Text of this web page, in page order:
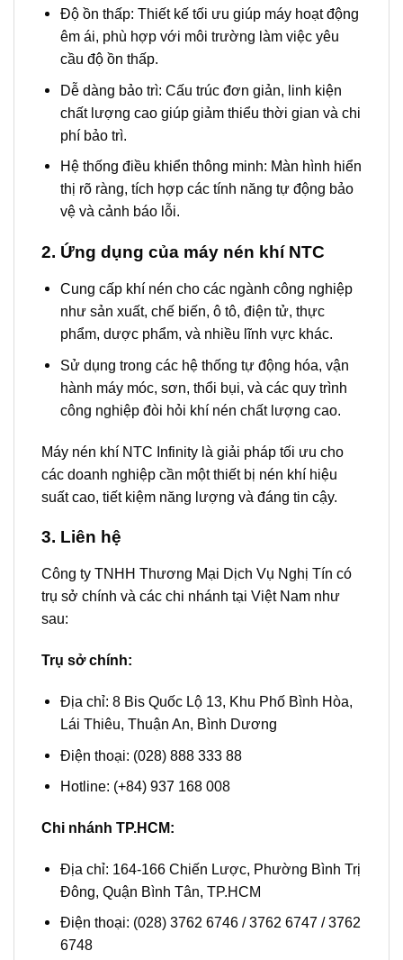
Độ ồn thấp: Thiết kế tối ưu giúp máy hoạt động
êm ái, phù hợp với môi trường làm việc yêu
cầu độ ồn thấp.
Dễ dàng bảo trì: Cấu trúc đơn giản, linh kiện
chất lượng cao giúp giảm thiểu thời gian và chi
phí bảo trì.
Hệ thống điều khiển thông minh: Màn hình hiển
thị rõ ràng, tích hợp các tính năng tự động bảo
vệ và cảnh báo lỗi.
2. Ứng dụng của máy nén khí NTC
Cung cấp khí nén cho các ngành công nghiệp
như sản xuất, chế biến, ô tô, điện tử, thực
phẩm, dược phẩm, và nhiều lĩnh vực khác.
Sử dụng trong các hệ thống tự động hóa, vận
hành máy móc, sơn, thổi bụi, và các quy trình
công nghiệp đòi hỏi khí nén chất lượng cao.
Máy nén khí NTC Infinity là giải pháp tối ưu cho
các doanh nghiệp cần một thiết bị nén khí hiệu
suất cao, tiết kiệm năng lượng và đáng tin cậy.
3. Liên hệ
Công ty TNHH Thương Mại Dịch Vụ Nghị Tín có
trụ sở chính và các chi nhánh tại Việt Nam như
sau:
Trụ sở chính:
Địa chỉ: 8 Bis Quốc Lộ 13, Khu Phố Bình Hòa,
Lái Thiêu, Thuận An, Bình Dương
Điện thoại: (028) 888 333 88
Hotline: (+84) 937 168 008
Chi nhánh TP.HCM:
Địa chỉ: 164-166 Chiến Lược, Phường Bình Trị
Đông, Quận Bình Tân, TP.HCM
Điện thoại: (028) 3762 6746 / 3762 6747 / 3762
6748